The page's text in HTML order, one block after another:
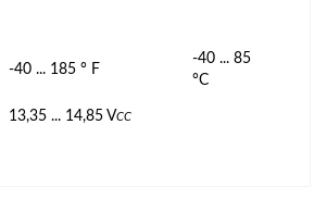
-40 ... 185 ° F
-40 ... 85
°C
13,35 ... 14,85 VCC